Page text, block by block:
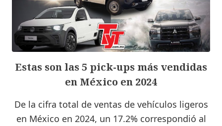
Estas son las 5 pick-ups más vendidas
en México en 2024
De la cifra total de ventas de vehículos ligeros
en México en 2024, un 17.2% correspondió al